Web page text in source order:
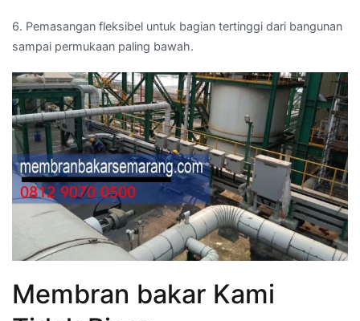
6. Pemasangan fleksibel untuk bagian tertinggi dari bangunan
sampai permukaan paling bawah.
Membran bakar Kami